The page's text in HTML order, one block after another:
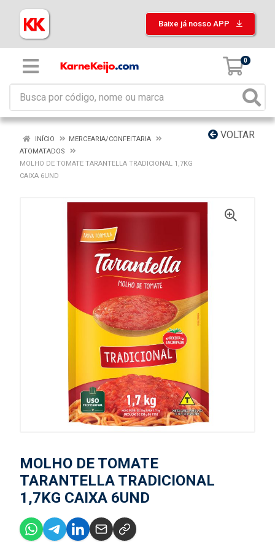
Baixe já nosso APP
0
VOLTAR
INÍCIO
MERCEARIA/CONFEITARIA
ATOMATADOS
MOLHO DE TOMATE TARANTELLA TRADICIONAL 1,7KG
CAIXA 6UND
MOLHO DE TOMATE
TARANTELLA TRADICIONAL
1,7KG CAIXA 6UND